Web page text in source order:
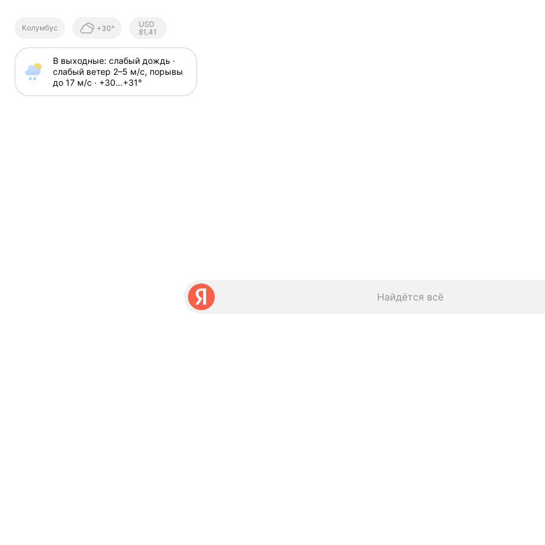
Колумбус +30°
Курсы ЦБ
РФ
USD
81,41
В выходные: слабый дождь ·
слабый ветер 2⁠–⁠5 м⁠/⁠с, порывы
до 17 м⁠/⁠с · +30⁠…⁠+31⁠°